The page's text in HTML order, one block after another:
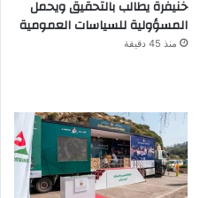
خنيفرة يطالب بالتحقيق ويحمل
المسؤولية للسياسات العمومية
منذ 45 دقيقة